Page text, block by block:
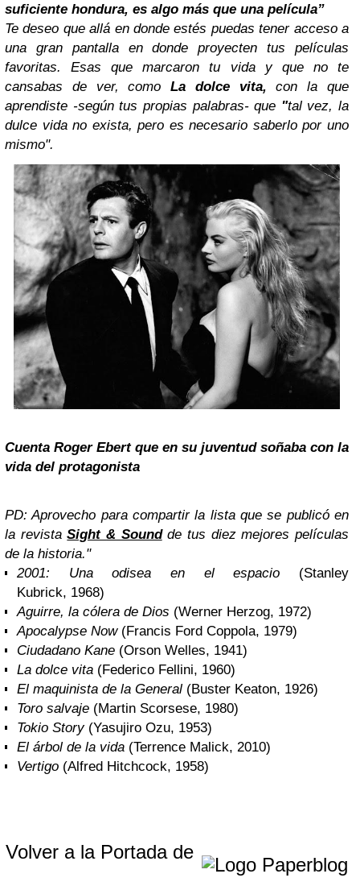
suficiente hondura, es algo más que una película”
Te deseo que allá en donde estés puedas tener acceso a
una gran pantalla en donde proyecten tus películas
favoritas. Esas que marcaron tu vida y que no te
cansabas de ver, comoLa dolce vita,con la que
aprendiste -según tus propias palabras- que "tal vez, la
dulce vida no exista, pero es necesario saberlo por uno
mismo".
Cuenta Roger Ebertque en su juventud soñaba con la
vida del protagonista
PD: Aprovecho para compartir la lista que se publicó en
la revistaSight& Soundde tus diez mejores películas
de la historia."
2001: Una odisea en el espacio (Stanley
Kubrick, 1968)
Aguirre, la cólera de Dios (Werner Herzog, 1972)
Apocalypse Now(Francis Ford Coppola, 1979)
Ciudadano Kane (Orson Welles, 1941)
La dolce vita (Federico Fellini, 1960)
El maquinista de la General (Buster Keaton, 1926)
Toro salvaje (Martin Scorsese, 1980)
Tokio Story(Yasujiro Ozu, 1953)
El árbol de la vida (Terrence Malick, 2010)
Vertigo (Alfred Hitchcock, 1958)
Volver a la Portada de